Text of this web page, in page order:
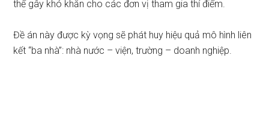
thể gây khó khăn cho các đơn vị tham gia thí điểm.
Đề án này được kỳ vọng sẽ phát huy hiệu quả mô hình liên
kết “ba nhà”: nhà nước – viện, trường – doanh nghiệp.